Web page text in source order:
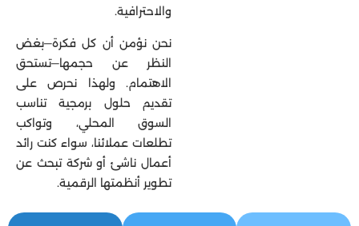
والاحترافية.
نحن نؤمن أن كل فكرة—بغض
النظر عن حجمها—تستحق
الاهتمام. ولهذا نحرص على
تقديم حلول برمجية تناسب
السوق المحلي، وتواكب
تطلعات عملائنا، سواء كنت رائد
أعمال ناشئ أو شركة تبحث عن
تطوير أنظمتها الرقمية.